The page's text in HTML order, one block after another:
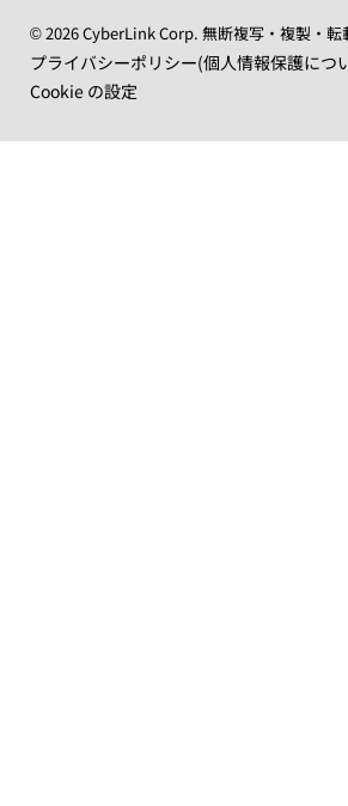
© 2026 CyberLink Corp. 無断複写・複製・転
プライバシーポリシー(個人情報保護につ
Cookie の設定